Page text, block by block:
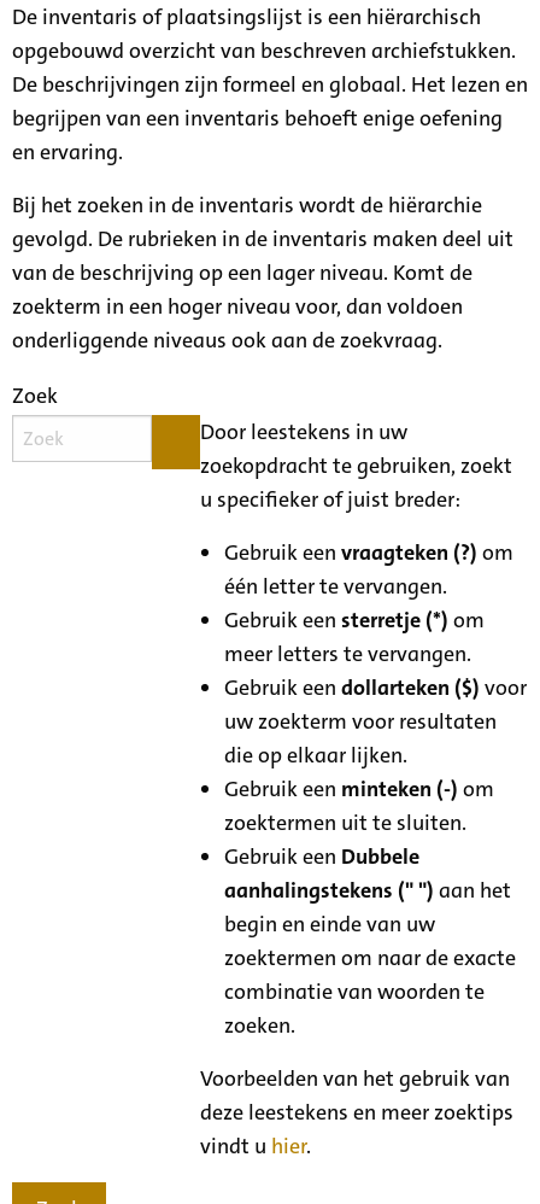
De inventaris of plaatsingslijst is een hiërarchisch
opgebouwd overzicht van beschreven archiefstukken.
De beschrijvingen zijn formeel en globaal. Het lezen en
begrijpen van een inventaris behoeft enige oefening
en ervaring.
Bij het zoeken in de inventaris wordt de hiërarchie
gevolgd. De rubrieken in de inventaris maken deel uit
van de beschrijving op een lager niveau. Komt de
zoekterm in een hoger niveau voor, dan voldoen
onderliggende niveaus ook aan de zoekvraag.
Zoek
Door leestekens in uw
zoekopdracht te gebruiken, zoekt
u specifieker of juist breder:
Gebruik eenvraagteken (?) om
één letter te vervangen.
Gebruik eensterretje (*) om
meer letters te vervangen.
Gebruik eendollarteken ($) voor
uw zoekterm voor resultaten
die op elkaar lijken.
Gebruik een minteken (-) om
zoektermen uit te sluiten.
Gebruik een Dubbele
aanhalingstekens (" ") aan het
begin en einde van uw
zoektermen om naar de exacte
combinatie van woorden te
zoeken.
Voorbeelden van het gebruik van
deze leestekens en meer zoektips
vindt u hier.